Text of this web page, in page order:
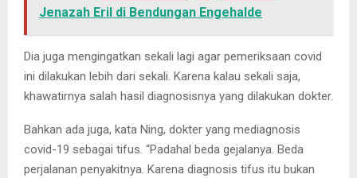
Jenazah Eril di Bendungan Engehalde
Dia juga mengingatkan sekali lagi agar pemeriksaan covid
ini dilakukan lebih dari sekali. Karena kalau sekali saja,
khawatirnya salah hasil diagnosisnya yang dilakukan dokter.
Bahkan ada juga, kata Ning, dokter yang mediagnosis
covid-19 sebagai tifus. “Padahal beda gejalanya. Beda
perjalanan penyakitnya. Karena diagnosis tifus itu bukan